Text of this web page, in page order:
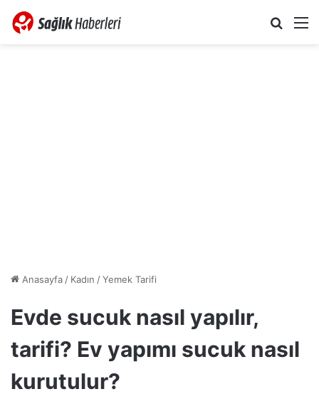
Anasayfa/ Kadın /Yemek Tarifi
Evde sucuk nasıl yapılır,
tarifi? Ev yapımı sucuk nasıl
kurutulur?